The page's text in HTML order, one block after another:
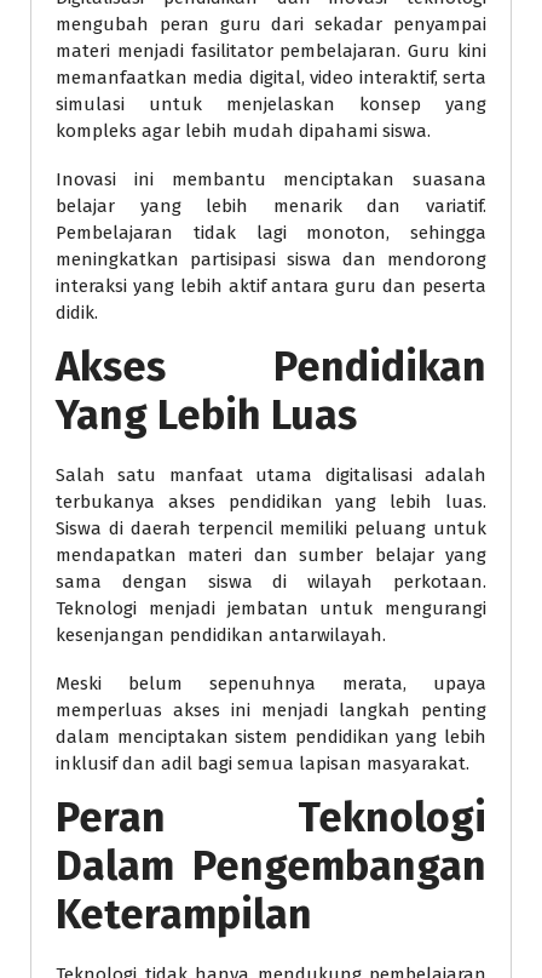
mengubah peran guru dari sekadar penyampai
materi menjadi fasilitator pembelajaran. Guru kini
memanfaatkan media digital, video interaktif, serta
simulasi untuk menjelaskan konsep yang
kompleks agar lebih mudah dipahami siswa.
Inovasi ini membantu menciptakan suasana
belajar yang lebih menarik dan variatif.
Pembelajaran tidak lagi monoton, sehingga
meningkatkan partisipasi siswa dan mendorong
interaksi yang lebih aktif antara guru dan peserta
didik.
Akses Pendidikan
Yang Lebih Luas
Salah satu manfaat utama digitalisasi adalah
terbukanya akses pendidikan yang lebih luas.
Siswa di daerah terpencil memiliki peluang untuk
mendapatkan materi dan sumber belajar yang
sama dengan siswa di wilayah perkotaan.
Teknologi menjadi jembatan untuk mengurangi
kesenjangan pendidikan antarwilayah.
Meski belum sepenuhnya merata, upaya
memperluas akses ini menjadi langkah penting
dalam menciptakan sistem pendidikan yang lebih
inklusif dan adil bagi semua lapisan masyarakat.
Peran Teknologi
Dalam Pengembangan
Keterampilan